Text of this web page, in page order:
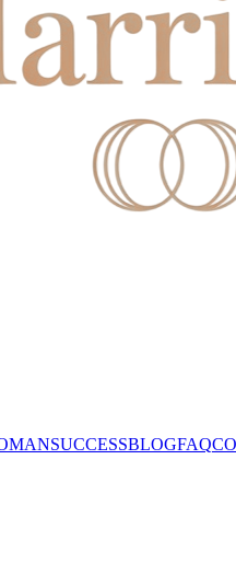
SUCCESSBLOGFAQ